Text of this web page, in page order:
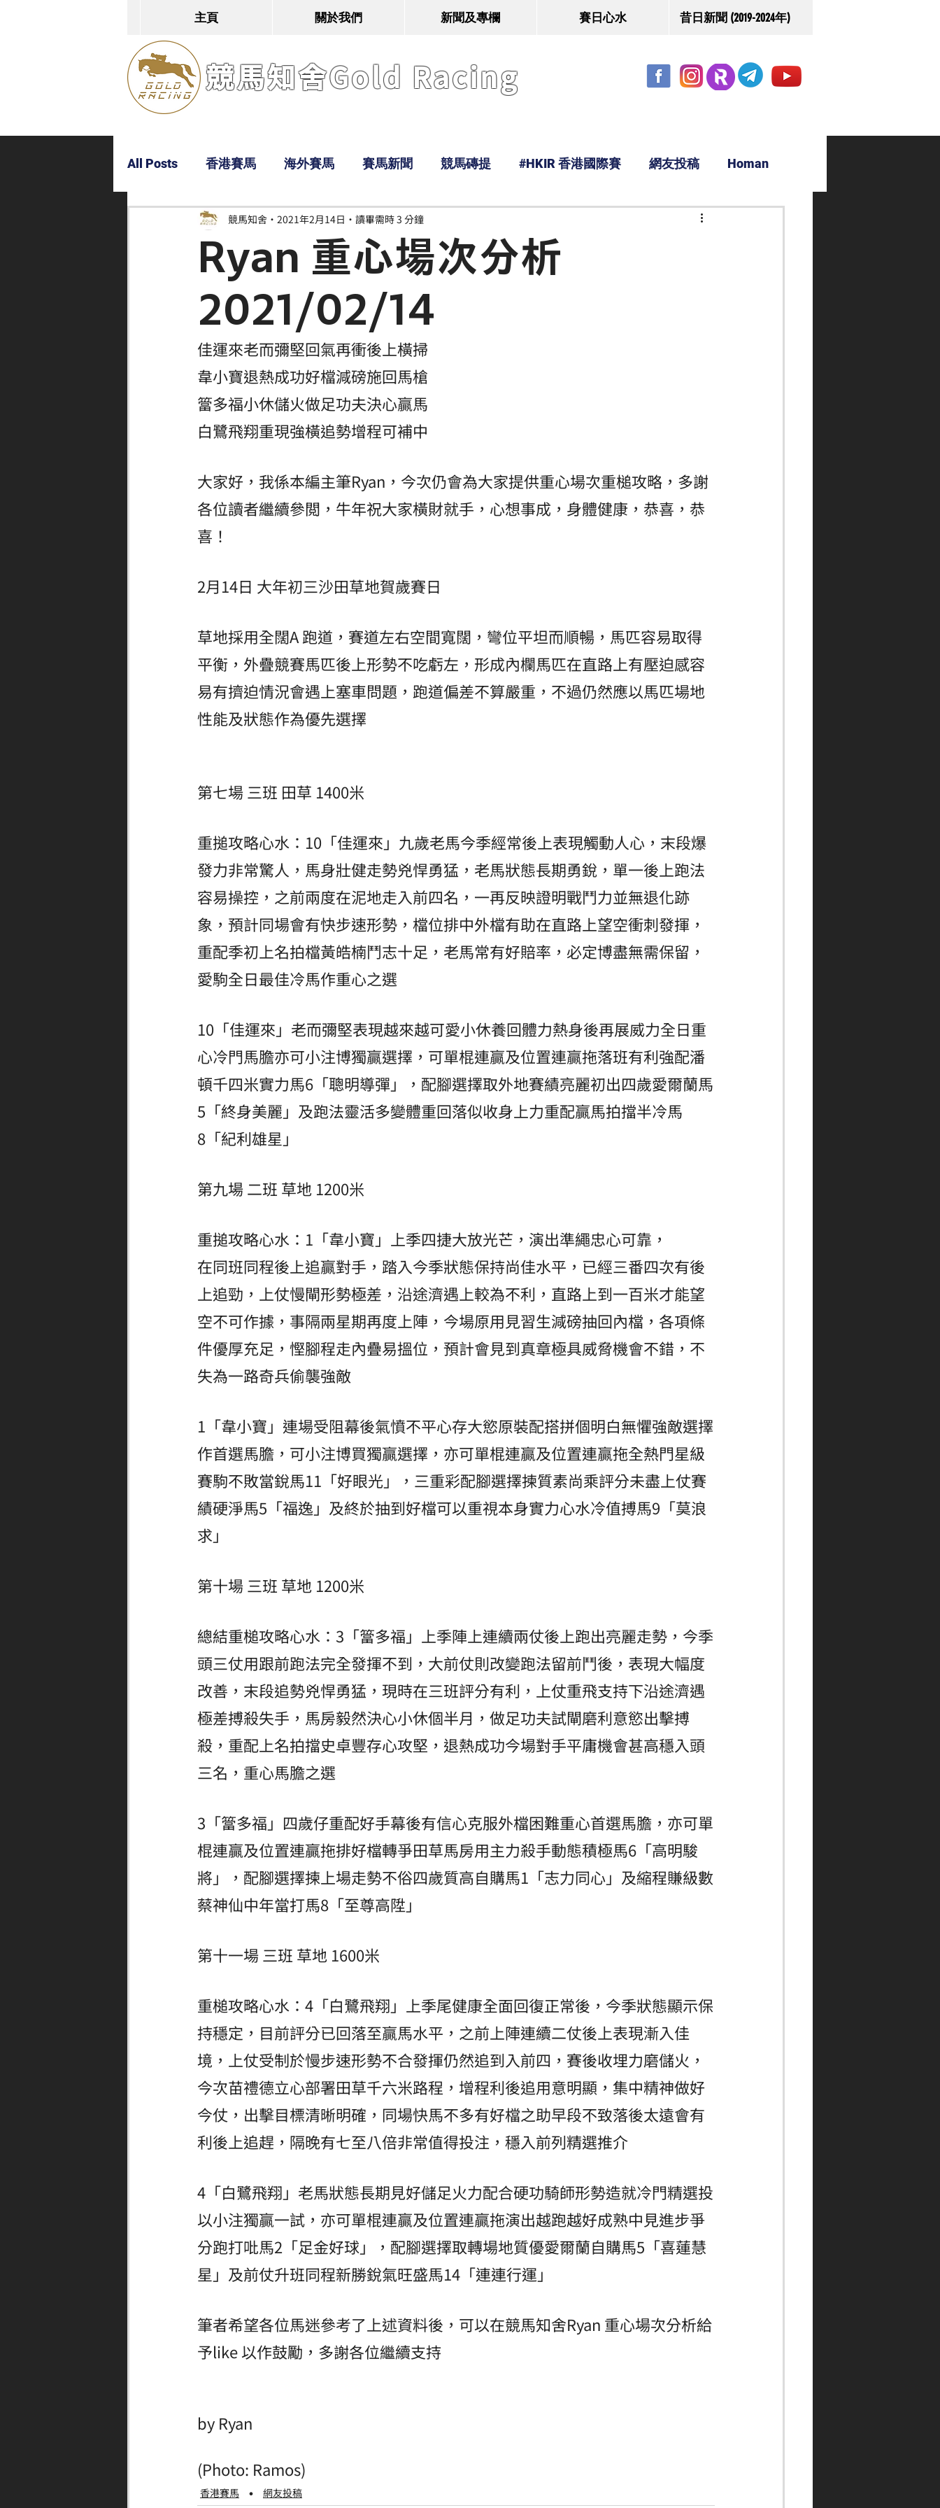
主頁 關於我們 新聞及專欄 賽日心水 昔日新聞 (2019-2024年)
競馬知舍Gold Racing
All Posts 香港賽馬 海外賽馬 賽馬新聞 競馬磚提 #HKIR 香港國際賽 網友投稿 Homan
Bobby 超仔 Tony 鹿
Ryan 重心場次分析
2021/02/14
競馬知舍 2021年2月14日 讀畢需時 3 分鐘
佳運來老而彌堅回氣再衝後上橫掃
韋小寶退熱成功好檔減磅施回馬槍
簹多福小休儲火做足功夫決心贏馬
白鷺飛翔重現強橫追勢增程可補中
大家好，我係本編主筆Ryan，今次仍會為大家提供重心場次重槌攻略，多謝
各位讀者繼續參閲，牛年祝大家橫財就手，心想事成，身體健康，恭喜，恭
喜！
2月14日 大年初三沙田草地賀歲賽日
草地採用全闊A 跑道，賽道左右空間寬闊，彎位平坦而順暢，馬匹容易取得
平衡，外疊競賽馬匹後上形勢不吃虧左，形成內欄馬匹在直路上有壓迫感容
易有擠迫情況會遇上塞車問題，跑道偏差不算嚴重，不過仍然應以馬匹場地
性能及狀態作為優先選擇
第七場 三班 田草 1400米
重搥攻略心水：10「佳運來」九歲老馬今季經常後上表現觸動人心，末段爆
發力非常驚人，馬身壯健走勢兇悍勇猛，老馬狀態長期勇銳，單一後上跑法
容易操控，之前兩度在泥地走入前四名，一再反映證明戰鬥力並無退化跡
象，預計同場會有快步速形勢，檔位排中外檔有助在直路上望空衝刺發揮，
重配季初上名拍檔黃皓楠鬥志十足，老馬常有好賠率，必定博盡無需保留，
愛駒全日最佳冷馬作重心之選
10「佳運來」老而彌堅表現越來越可愛小休養回體力熱身後再展威力全日重
心冷門馬膽亦可小注博獨贏選擇，可單棍連贏及位置連贏拖落班有利強配潘
頓千四米實力馬6「聰明導彈」，配腳選擇取外地賽績亮麗初出四歲愛爾蘭馬
5「終身美麗」及跑法靈活多變體重回落似收身上力重配贏馬拍擋半冷馬
8「紀利雄星」
第九場 二班 草地 1200米
重搥攻略心水：1「韋小寶」上季四捷大放光芒，演出準繩忠心可靠，
在同班同程後上追贏對手，踏入今季狀態保持尚佳水平，已經三番四次有後
上追勁，上仗慢閘形勢極差，沿途濟遇上較為不利，直路上到一百米才能望
空不可作據，事隔兩星期再度上陣，今場原用見習生減磅抽回內檔，各項條
件優厚充足，慳腳程走內疊易搵位，預計會見到真章極具威脅機會不錯，不
失為一路奇兵偷襲強敵
1「韋小寶」連場受阻幕後氣憤不平心存大慾原裝配搭拼個明白無懼強敵選擇
作首選馬膽，可小注博買獨贏選擇，亦可單棍連贏及位置連贏拖全熱門星級
賽駒不敗當銳馬11「好眼光」，三重彩配腳選擇揀質素尚乘評分未盡上仗賽
績硬淨馬5「福逸」及終於抽到好檔可以重視本身實力心水冷值搏馬9「莫浪
求」
第十場 三班 草地 1200米
總結重槌攻略心水：3「簹多福」上季陣上連續兩仗後上跑出亮麗走勢，今季
頭三仗用跟前跑法完全發揮不到，大前仗則改變跑法留前鬥後，表現大幅度
改善，末段追勢兇悍勇猛，現時在三班評分有利，上仗重飛支持下沿途濟遇
極差搏殺失手，馬房毅然決心小休個半月，做足功夫試閘磨利意慾出擊搏
殺，重配上名拍擋史卓豐存心攻堅，退熱成功今場對手平庸機會甚高穩入頭
三名，重心馬膽之選
3「簹多福」四歲仔重配好手幕後有信心克服外檔困難重心首選馬膽，亦可單
棍連贏及位置連贏拖排好檔轉爭田草馬房用主力殺手動態積極馬6「高明駿
將」，配腳選擇揀上場走勢不俗四歲質高自購馬1「志力同心」及縮程賺級數
蔡神仙中年當打馬8「至尊高陞」
第十一場 三班 草地 1600米
重槌攻略心水：4「白鷺飛翔」上季尾健康全面回復正常後，今季狀態顯示保
持穩定，目前評分已回落至贏馬水平，之前上陣連續二仗後上表現漸入佳
境，上仗受制於慢步速形勢不合發揮仍然追到入前四，賽後收埋力磨儲火，
今次苗禮德立心部署田草千六米路程，增程利後追用意明顯，集中精神做好
今仗，出擊目標清晰明確，同場快馬不多有好檔之助早段不致落後太遠會有
利後上追趕，隔晚有七至八倍非常值得投注，穩入前列精選推介
4「白鷺飛翔」老馬狀態長期見好儲足火力配合硬功騎師形勢造就冷門精選投
以小注獨贏一試，亦可單棍連贏及位置連贏拖演出越跑越好成熟中見進步爭
分跑打吡馬2「足金好球」，配腳選擇取轉場地質優愛爾蘭自購馬5「喜蓮慧
星」及前仗升班同程新勝銳氣旺盛馬14「連連行運」
筆者希望各位馬迷參考了上述資料後，可以在競馬知舍Ryan 重心場次分析給
予like 以作鼓勵，多謝各位繼續支持
by Ryan
(Photo: Ramos)
香港賽馬 網友投稿